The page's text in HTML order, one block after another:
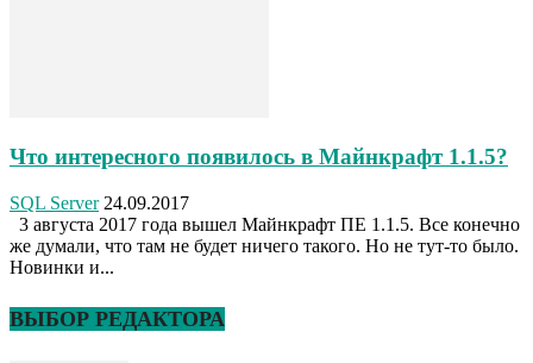
Что интересного появилось в Майнкрафт 1.1.5?
SQL Server 24.09.2017
3 августа 2017 года вышел Майнкрафт ПЕ 1.1.5. Все конечно
же думали, что там не будет ничего такого. Но не тут-то было.
Новинки и...
ВЫБОР РЕДАКТОРА